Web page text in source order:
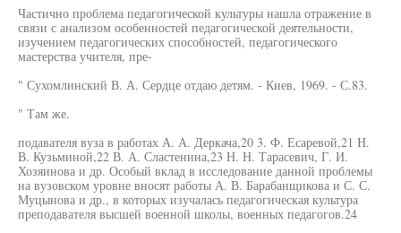
Частично проблема педагогической культуры нашла отражение в
связи с анализом особенностей педагогической деятельности,
изучением педагогических способностей, педагогического
мастерства учителя, пре-
" Сухомлинский В. А. Сердце отдаю детям. - Киев, 1969. - С.83.
" Там же.
подавателя вуза в работах А. А. Деркача,20 3. Ф. Есаревой,21 Н.
В. Кузьминой,22 В. А. Сластенина,23 Н. Н. Тарасевич, Г. И.
Хозяинова и др. Особый вклад в исследование данной проблемы
на вузовском уровне вносят работы А. В. Барабанщикова и С. С.
Муцынова и др., в которых изучалась педагогическая культура
преподавателя высшей военной школы, военных педагогов.24